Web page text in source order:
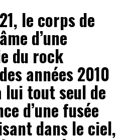
le corps de
d’une
du rock
années 2010
lui tout seul de
d’une fusée
dans le ciel,